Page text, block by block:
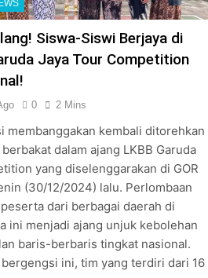
Siswa-Siswi Berjaya di
Jaya Tour Competition
0 2 Mins
membanggakan kembali ditorehkan
dalam ajang LKBB Garuda
yang diselenggarakan di GOR
(30/12/2024) lalu. Perlombaan
dari berbagai daerah di
ini menjadi ajang unjuk kebolehan
baris-berbaris tingkat nasional.
ini, tim yang terdiri dari 16